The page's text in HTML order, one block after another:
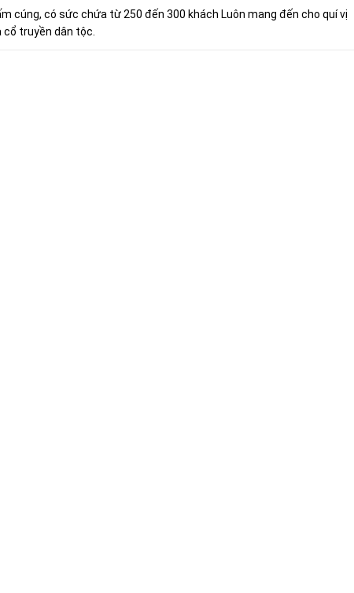
cúng, có sức chứa từ 250 đến 300 khách Luôn mang đến cho quí vị
cổ truyền dân tộc.